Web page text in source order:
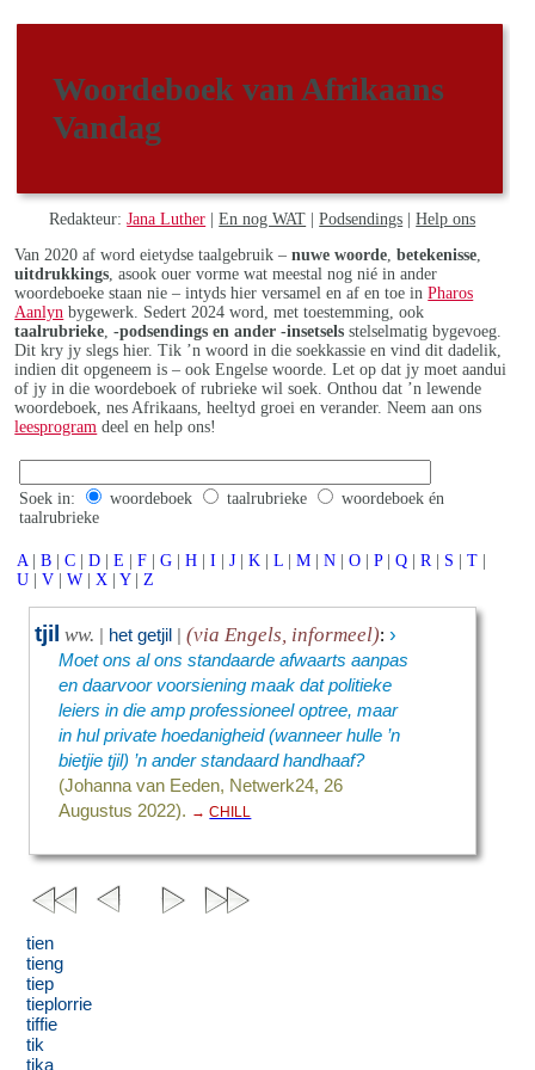
Woordeboek van Afrikaans
Vandag
Redakteur:Jana Luther |En nog WAT |Podsendings |Help ons
Van 2020 af word eietydse taalgebruik –nuwe woorde ,betekenisse
uitdrukkings , asook ouer vorme wat meestal nog nié in ander
woordeboeke staan nie – intyds hier versamel en af en toe inPharos
Aanlyn bygewerk. Sedert 2024 word, met toestemming, ook
taalrubrieke ,-podsendings en ander -insetsels stelselmatig bygevoeg.
Dit kry jy slegs hier. Tik ’n woord in die soekkassie en vind dit dadelik,
indien dit opgeneem is – ook Engelse woorde. Let op dat jy moet aandui
of jy in die woordeboek of rubrieke wil soek. Onthou dat ’n lewende
woordeboek, nes Afrikaans, heeltyd groei en verander. Neem aan ons
leesprogram deel en help ons!
Soek in: woordeboek taalrubrieke
woordeboek én
taalrubrieke
A | B | C | D | E | F | G | H | I | J | K | L | M | N | O | P | Q | R | S | T |
U | V | W | X | Y | Z
tjil ww. | het getjil | (via Engels, informeel):›
Moet ons al ons standaarde afwaarts aanpas
en daarvoor voorsiening maak dat politieke
leiers in die amp professioneel optree, maar
in hul private hoedanigheid (wanneer hulle ’n
bietjie tjil) ’n ander standaard handhaaf?
(Johanna van Eeden, Netwerk24, 26
Augustus 2022). →CHILL
tien
tieng
tiep
tieplorrie
tiffie
tik
tika